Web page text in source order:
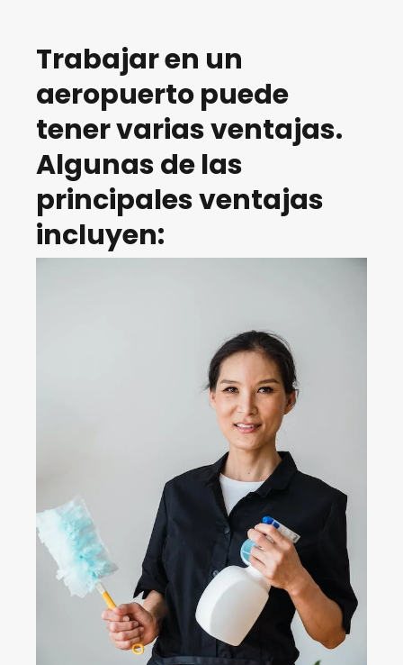
Trabajar en un
aeropuerto puede
tener varias ventajas.
Algunas de las
principales ventajas
incluyen: